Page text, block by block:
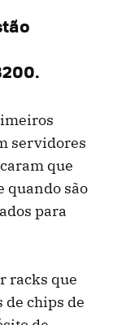
servidores
que
quando são
para
racks que
chips de